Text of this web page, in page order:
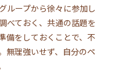
ループから徐々に参加し
べておく、共通の話題を
備をしておくことで、不
無理強いせず、自分のペ